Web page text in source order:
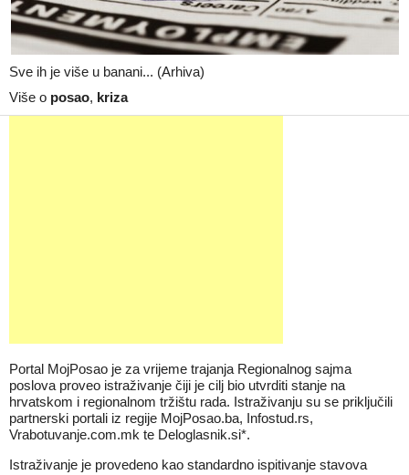
Sve ih je više u banani... (Arhiva)
Više o posao, kriza
Portal MojPosao je za vrijeme trajanja Regionalnog sajma
poslova proveo istraživanje čiji je cilj bio utvrditi stanje na
hrvatskom i regionalnom tržištu rada. Istraživanju su se priključili
partnerski portali iz regije MojPosao.ba, Infostud.rs,
Vrabotuvanje.com.mk te Deloglasnik.si*.
Istraživanje je provedeno kao standardno ispitivanje stavova